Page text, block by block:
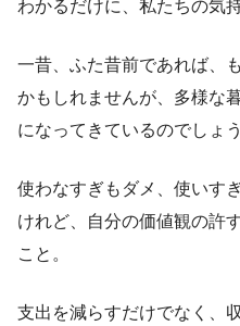
わかるだけに、私たちの気
一昔、ふた昔前であれば、
かもしれませんが、多様な
になってきているのでしょう
使わなすぎもダメ、使いす
けれど、自分の価値観の許
こと。
支出を減らすだけでなく、